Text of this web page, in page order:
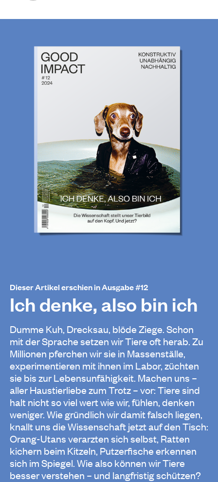
Dieser Artikel erschien in Ausgabe #12
Ich denke, also bin ich
Dumme Kuh, Drecksau, blöde Ziege. Schon
mit der Sprache setzen wir Tiere oft herab. Zu
Millionen pferchen wir sie in Massenställe,
experimentieren mit ihnen im Labor, züchten
sie bis zur Lebensunfähigkeit. Machen uns –
aller Haustierliebe zum Trotz – vor: Tiere sind
halt nicht so viel wert wie wir, fühlen, denken
weniger. Wie gründlich wir damit falsch liegen,
knallt uns die Wissenschaft jetzt auf den Tisch:
Orang-Utans verarzten sich selbst, Ratten
kichern beim Kitzeln, Putzerfische erkennen
sich im Spiegel. Wie also können wir Tiere
besser verstehen – und langfristig schützen?